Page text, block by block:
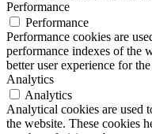
Performance
Performance
Performance cookies are
performance indexes of the
better user experience for
Analytics
Analytics
Analytical cookies are used
the website. These cookies